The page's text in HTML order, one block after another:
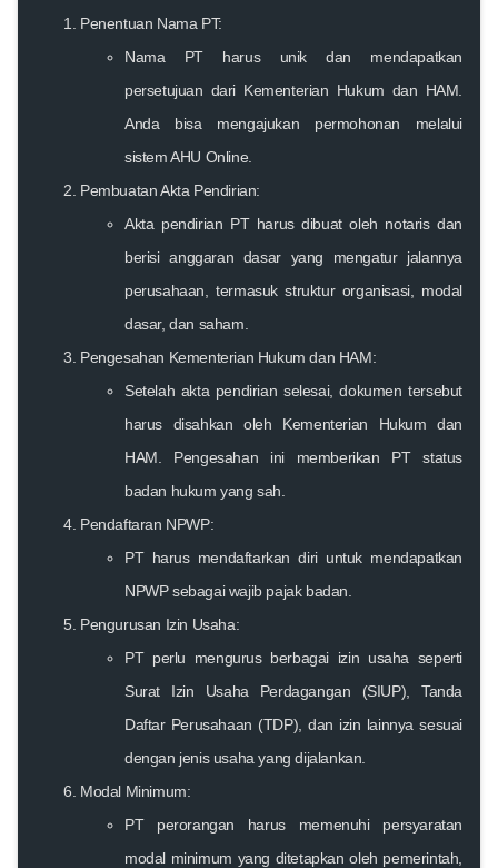
Penentuan Nama PT:
Nama PT harus unik dan mendapatkan
persetujuan dari Kementerian Hukum dan HAM.
Anda bisa mengajukan permohonan melalui
sistem AHU Online.
Pembuatan Akta Pendirian:
Akta pendirian PT harus dibuat oleh notaris dan
berisi anggaran dasar yang mengatur jalannya
perusahaan, termasuk struktur organisasi, modal
dasar, dan saham.
Pengesahan Kementerian Hukum dan HAM:
Setelah akta pendirian selesai, dokumen tersebut
harus disahkan oleh Kementerian Hukum dan
HAM. Pengesahan ini memberikan PT status
badan hukum yang sah.
Pendaftaran NPWP:
PT harus mendaftarkan diri untuk mendapatkan
NPWP sebagai wajib pajak badan.
Pengurusan Izin Usaha:
PT perlu mengurus berbagai izin usaha seperti
Surat Izin Usaha Perdagangan (SIUP), Tanda
Daftar Perusahaan (TDP), dan izin lainnya sesuai
dengan jenis usaha yang dijalankan.
Modal Minimum:
PT perorangan harus memenuhi persyaratan
modal minimum yang ditetapkan oleh pemerintah,